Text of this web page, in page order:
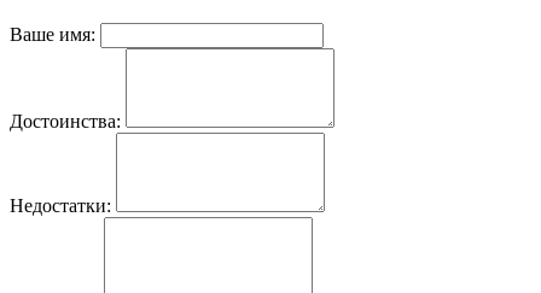
Ваше имя:
Достоинства:
Недостатки: